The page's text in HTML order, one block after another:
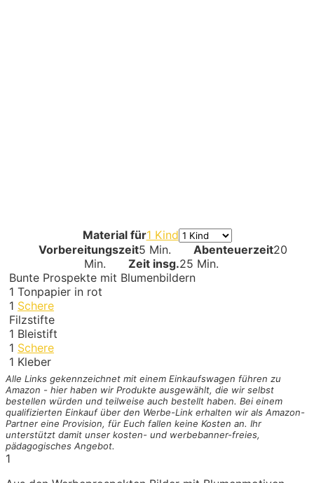
Material für1 Kind
Vorbereitungszeit5 Min. Abenteuerzeit20
Min.
Zeit insg.25 Min.
Bunte Prospekte mit Blumenbildern
1 Tonpapier in rot
1 Schere
Filzstifte
1 Bleistift
1 Schere
1 Kleber
Alle Links gekennzeichnet mit einem Einkaufswagen führen zu
Amazon - hier haben wir Produkte ausgewählt, die wir selbst
bestellen würden und teilweise auch bestellt haben. Bei einem
qualifizierten Einkauf über den Werbe-Link erhalten wir als Amazon-
Partner eine Provision, für Euch fallen keine Kosten an. Ihr
unterstützt damit unser kosten- und werbebanner-freies,
pädagogisches Angebot.
1